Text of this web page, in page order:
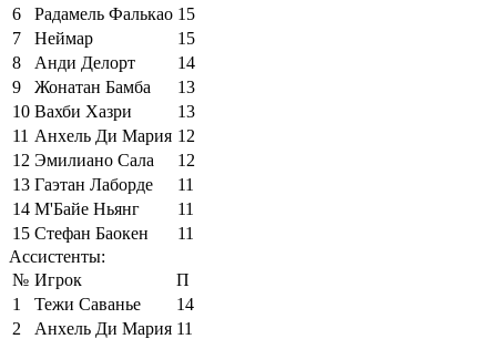
6
Радамель Фалькао 15
7
Неймар
15
8
Анди Делорт
14
9
Жонатан Бамба
13
10 Вахби Хазри
13
11 Анхель Ди Мария 12
12 Эмилиано Сала
12
13 Гаэтан Лаборде
11
14 М'Байе Ньянг
11
15 Стефан Баокен
11
Ассистенты:
№ Игрок
П
1
Тежи Саванье
14
2
Анхель Ди Мария 11